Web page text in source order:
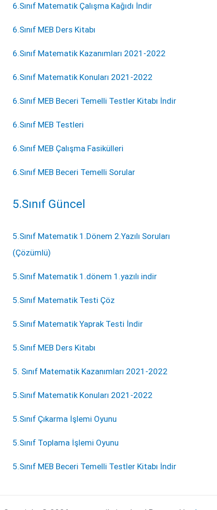
6.Sınıf Matematik Çalışma Kağıdı İndir
6.Sınıf MEB Ders Kitabı
6.Sınıf Matematik Kazanımları 2021-2022
6.Sınıf Matematik Konuları 2021-2022
6.Sınıf MEB Beceri Temelli Testler Kitabı İndir
6.Sınıf MEB Testleri
6.Sınıf MEB Çalışma Fasikülleri
6.Sınıf MEB Beceri Temelli Sorular
5.Sınıf Güncel
5.Sınıf Matematik 1.Dönem 2.Yazılı Soruları
(Çözümlü)
5.Sınıf Matematik 1.dönem 1.yazılı indir
5.Sınıf Matematik Testi Çöz
5.Sınıf Matematik Yaprak Testi İndir
5.Sınıf MEB Ders Kitabı
5. Sınıf Matematik Kazanımları 2021-2022
5.Sınıf Matematik Konuları 2021-2022
5.Sınıf Çıkarma İşlemi Oyunu
5.Sınıf Toplama İşlemi Oyunu
5.Sınıf MEB Beceri Temelli Testler Kitabı İndir